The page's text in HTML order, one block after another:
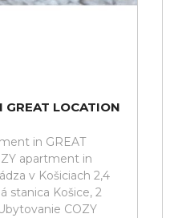
GREAT LOCATION
in GREAT
apartment in
v Košiciach 2,4
stanica Košice, 2
COZY